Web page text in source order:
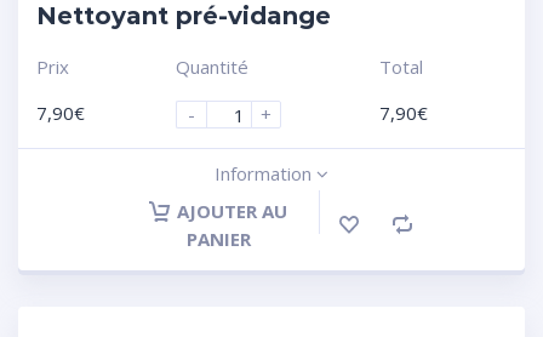
Nettoyant pré-vidange
Prix
7,90€
Quantité
-
+
Total
7,90€
Information
AJOUTER AU
PANIER